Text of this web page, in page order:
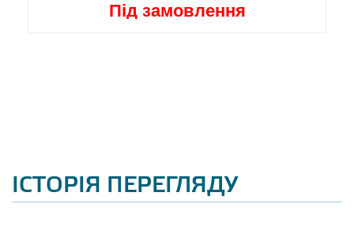
Під замовлення
ІСТОРІЯ ПЕРЕГЛЯДУ